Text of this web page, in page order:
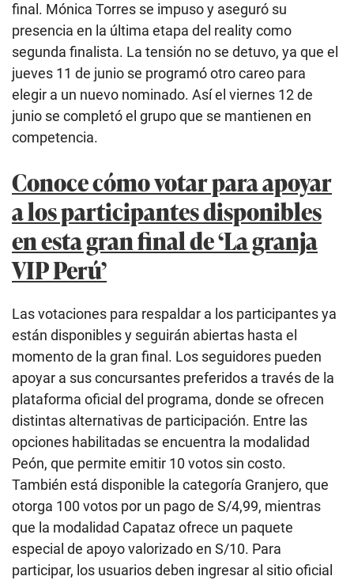
final. Mónica Torres se impuso y aseguró su
presencia en la última etapa del reality como
segunda finalista. La tensión no se detuvo, ya que el
jueves 11 de junio se programó otro careo para
elegir a un nuevo nominado. Así el viernes 12 de
junio se completó el grupo que se mantienen en
competencia.
Conoce cómo votar para apoyar
a los participantes disponibles
en esta gran final de ‘La granja
VIP Perú’
Las votaciones para respaldar a los participantes ya
están disponibles y seguirán abiertas hasta el
momento de la gran final. Los seguidores pueden
apoyar a sus concursantes preferidos a través de la
plataforma oficial del programa, donde se ofrecen
distintas alternativas de participación. Entre las
opciones habilitadas se encuentra la modalidad
Peón, que permite emitir 10 votos sin costo.
También está disponible la categoría Granjero, que
otorga 100 votos por un pago de S/4,99, mientras
que la modalidad Capataz ofrece un paquete
especial de apoyo valorizado en S/10. Para
participar, los usuarios deben ingresar al sitio oficial